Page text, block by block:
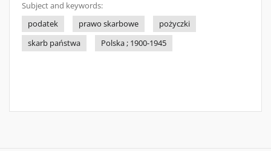
Subject and keywords:
podatek
prawo skarbowe
pożyczki
skarb państwa
Polska ; 1900-1945